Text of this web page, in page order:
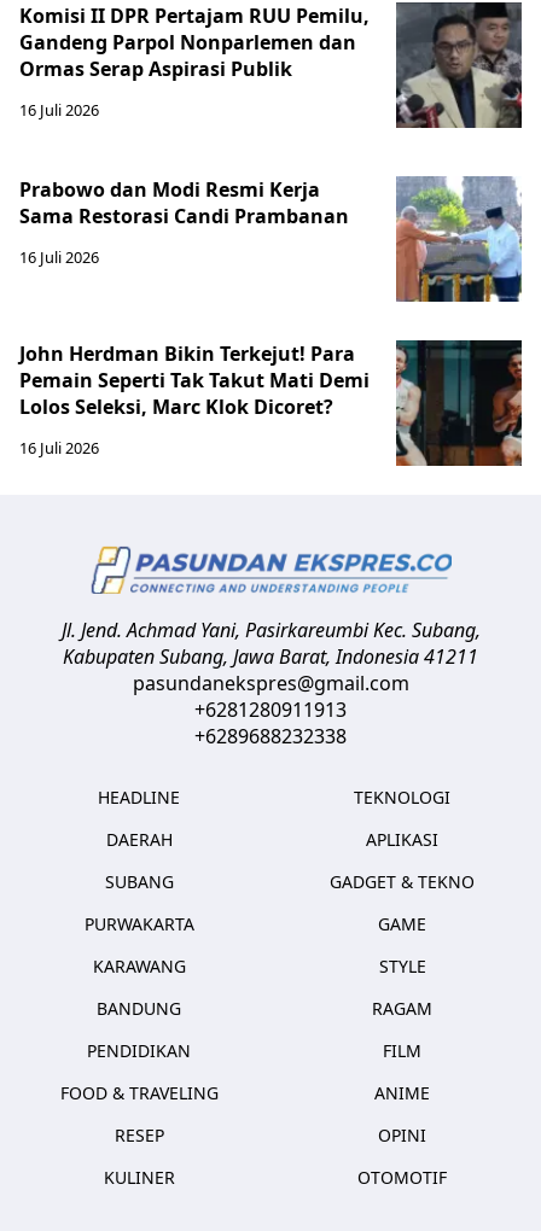
Komisi II DPR Pertajam RUU Pemilu,
Gandeng Parpol Nonparlemen dan
Ormas Serap Aspirasi Publik
16 Juli 2026
Prabowo dan Modi Resmi Kerja
Sama Restorasi Candi Prambanan
16 Juli 2026
John Herdman Bikin Terkejut! Para
Pemain Seperti Tak Takut Mati Demi
Lolos Seleksi, Marc Klok Dicoret?
16 Juli 2026
Jl. Jend. Achmad Yani, Pasirkareumbi Kec. Subang,
Kabupaten Subang, Jawa Barat,Indonesia41211
pasundanekspres@gmail.com
+6281280911913
+6289688232338
HEADLINE
DAERAH
SUBANG
PURWAKARTA
KARAWANG
BANDUNG
PENDIDIKAN
FOOD & TRAVELING
RESEP
KULINER
TEKNOLOGI
APLIKASI
GADGET & TEKNO
GAME
STYLE
RAGAM
FILM
ANIME
OPINI
OTOMOTIF